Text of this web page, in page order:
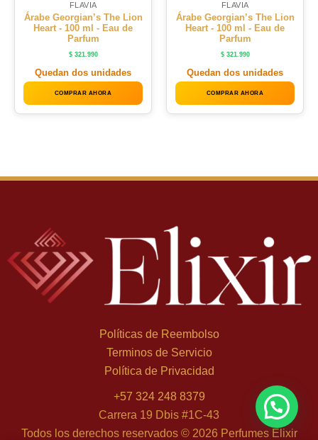
FLAVIA
Árabe Georgian’s The Lion
Heart - 100 ml - Eau de
Parfum
$321.990
Quedan dos unidades
COMPRAR AHORA
FLAVIA
Árabe Georgian’s The Lion
Heart - 100 ml - Eau de
Parfum
$321.990
Quedan dos unidades
COMPRAR AHORA
Políticas de Reembolso
Terminos de Servicio
Política de Privacidad
+57 324 248 8379
Carrera 19 Dbis #1C-43
Todos los derechos reservados © 2026 Perfumes Elixir
Juan A. de Medellín